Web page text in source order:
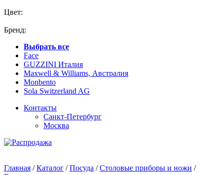
Цвет:
Бренд:
Выбрать все
Face
GUZZINI Италия
Maxwell & Williams, Австралия
Monbento
Sola Switzerland AG
Контакты
Санкт-Петербург
Москва
Главная /Каталог /Посуда /Столовые приборы и ножи /